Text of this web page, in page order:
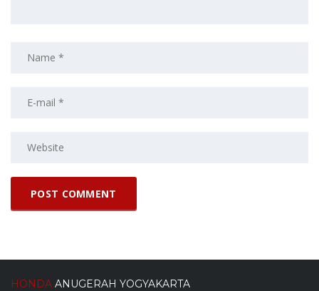
HONDA ANUGERAH YOGYAKARTA